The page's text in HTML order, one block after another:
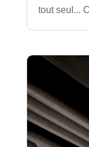
tout seul...